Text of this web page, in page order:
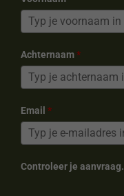
Achternaam*
Email *
Controleer je aanvraag.